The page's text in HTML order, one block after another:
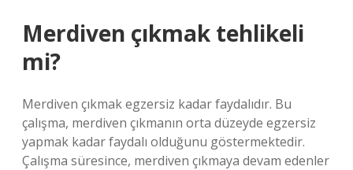
Merdiven çıkmak tehlikeli
mi?
Merdiven çıkmak egzersiz kadar faydalıdır. Bu
çalışma, merdiven çıkmanın orta düzeyde egzersiz
yapmak kadar faydalı olduğunu göstermektedir.
Çalışma süresince, merdiven çıkmaya devam edenler